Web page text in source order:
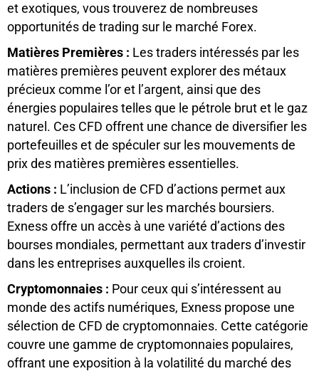
et exotiques, vous trouverez de nombreuses
opportunités de trading sur le marché Forex.
Matières Premières : Les traders intéressés par les
matières premières peuvent explorer des métaux
précieux comme l’or et l’argent, ainsi que des
énergies populaires telles que le pétrole brut et le gaz
naturel. Ces CFD offrent une chance de diversifier les
portefeuilles et de spéculer sur les mouvements de
prix des matières premières essentielles.
Actions : L’inclusion de CFD d’actions permet aux
traders de s’engager sur les marchés boursiers.
Exness offre un accès à une variété d’actions des
bourses mondiales, permettant aux traders d’investir
dans les entreprises auxquelles ils croient.
Cryptomonnaies : Pour ceux qui s’intéressent au
monde des actifs numériques, Exness propose une
sélection de CFD de cryptomonnaies. Cette catégorie
couvre une gamme de cryptomonnaies populaires,
offrant une exposition à la volatilité du marché des